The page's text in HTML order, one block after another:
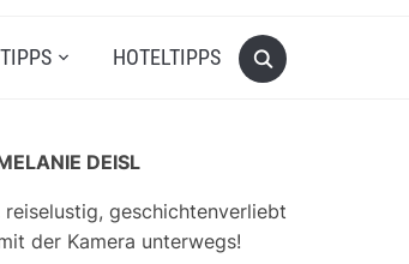
TIPPS HOTELTIPPS
DEISL
geschichtenverliebt
der Kamera unterwegs!